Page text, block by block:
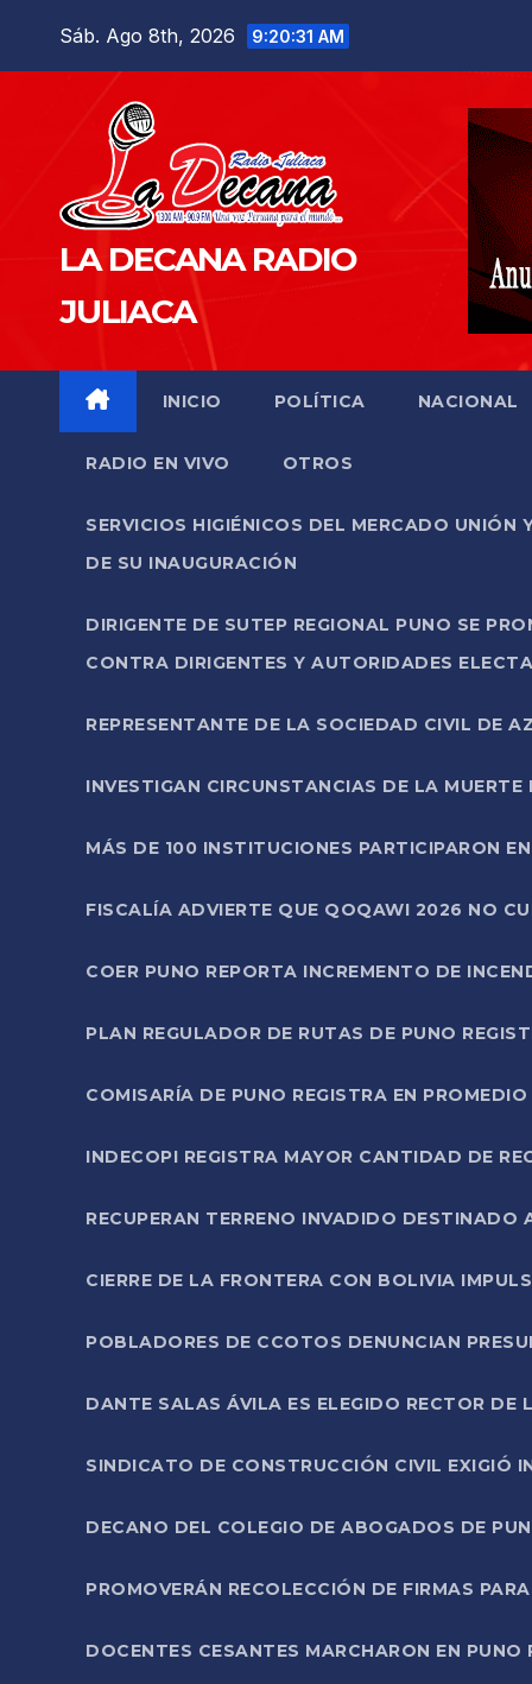
Sáb. Ago 8th, 2026 9:20:32 AM
LA DECANA RADIO
JULIACA
INICIO POLÍTICA NACIONAL
RADIO EN VIVO OTROS
SERVICIOS HIGIÉNICOS DEL MERCADO
DE SU INAUGURACIÓN
DIRIGENTE DE SUTEP REGIONAL PUNO SE
CONTRA DIRIGENTES Y AUTORIDADES
REPRESENTANTE DE LA SOCIEDAD CIVIL DE
INVESTIGAN CIRCUNSTANCIAS DE LA
MÁS DE 100 INSTITUCIONES PARTICIPARON
FISCALÍA ADVIERTE QUE QOQAWI 2026 NO
COER PUNO REPORTA INCREMENTO DE
PLAN REGULADOR DE RUTAS DE PUNO
COMISARÍA DE PUNO REGISTRA EN
INDECOPI REGISTRA MAYOR CANTIDAD DE
RECUPERAN TERRENO INVADIDO
CIERRE DE LA FRONTERA CON BOLIVIA
POBLADORES DE CCOTOS DENUNCIAN
DANTE SALAS ÁVILA ES ELEGIDO RECTOR
SINDICATO DE CONSTRUCCIÓN CIVIL EXIGIÓ
DECANO DEL COLEGIO DE ABOGADOS DE
PROMOVERÁN RECOLECCIÓN DE FIRMAS
DOCENTES CESANTES MARCHARON EN